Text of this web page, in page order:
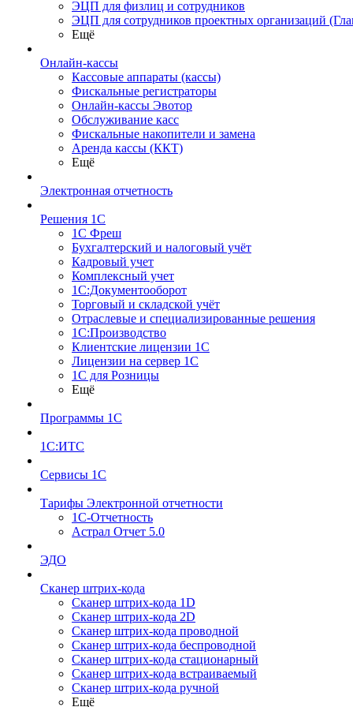
ЭЦП для физлиц и сотрудников
ЭЦП для сотрудников проектных организаций
Ещё
Онлайн-кассы
Кассовые аппараты (кассы)
Фискальные регистраторы
Онлайн-кассы Эвотор
Обслуживание касс
Фискальные накопители и замена
Аренда кассы (ККТ)
Ещё
Электронная отчетность
Решения 1С
1С Фреш
Бухгалтерский и налоговый учёт
Кадровый учет
Комплексный учет
1С:Документооборот
Торговый и складской учёт
Отраслевые и специализированные решения
1С:Производство
Клиентские лицензии 1С
Лицензии на сервер 1С
1С для Розницы
Ещё
Программы 1С
1С:ИТС
Сервисы 1С
Тарифы Электронной отчетности
1С-Отчетность
Астрал Отчет 5.0
ЭДО
Сканер штрих-кода
Сканер штрих-кода 1D
Сканер штрих-кода 2D
Сканер штрих-кода проводной
Сканер штрих-кода беспроводной
Сканер штрих-кода стационарный
Сканер штрих-кода встраиваемый
Сканер штрих-кода ручной
Ещё